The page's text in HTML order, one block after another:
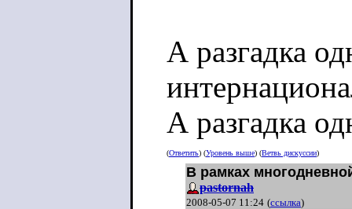
А разгадка
А разгадка
(Ответить) (Уровень выше) (Ветвь дискуссии)
В рамках
pastornah
2008-05-07 11:24 (ссылка)